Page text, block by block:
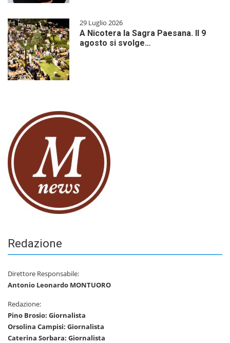
29 Luglio 2026
A Nicotera la Sagra Paesana. Il 9
agosto si svolge…
Redazione
Direttore Responsabile:
Antonio Leonardo MONTUORO
Redazione:
Pino Brosio: Giornalista
Orsolina Campisi: Giornalista
Caterina Sorbara: Giornalista